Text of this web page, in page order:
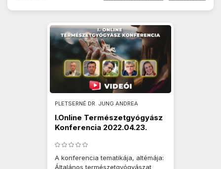
PLETSERNÉ DR. JUNG ANDREA
I.Online Természetgyógyász
Konferencia 2022.04.23.
A konferencia tematikája, altémája:
Általános természetgyógyászat